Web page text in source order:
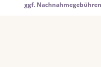
ggf.